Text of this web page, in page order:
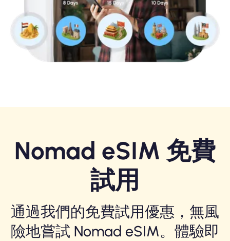
Nomad eSIM 免費
試用
通過我們的免費試用優惠，無風
險地嘗試 Nomad eSIM。體驗即